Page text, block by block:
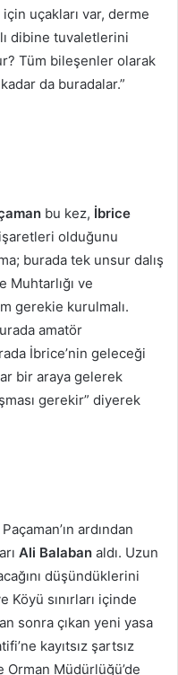
için uçakları var, derme
dibine tuvaletlerini
Tüm bileşenler olarak
da buradalar.”
bu kez, İbrice
olduğunu
burada tek unsur dalış
ve
gerekie kurulmalı.
amatör
İbrice’nin geleceği
bir araya gelerek
gerekir” diyerek
ardından
Ali Balaban aldı. Uzun
düşündüklerini
Köyü sınırları içinde
sonra çıkan yeni yasa
kayıtsız şartsız
Orman Müdürlüğü’de